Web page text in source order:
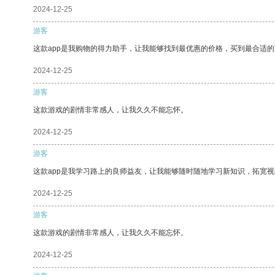
2024-12-25
游客
这款app是我购物的得力助手，让我能够找到最优惠的价格，买到最合适的
2024-12-25
游客
这款游戏的剧情非常感人，让我久久不能忘怀。
2024-12-25
游客
这款app是我学习路上的良师益友，让我能够随时随地学习新知识，拓宽视
2024-12-25
游客
这款游戏的剧情非常感人，让我久久不能忘怀。
2024-12-25